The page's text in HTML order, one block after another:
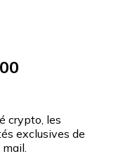
crypto, les
exclusives de